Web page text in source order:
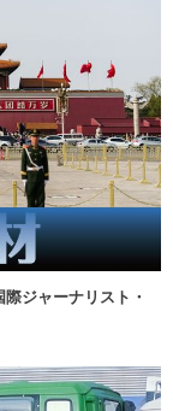
ジャーナリスト・